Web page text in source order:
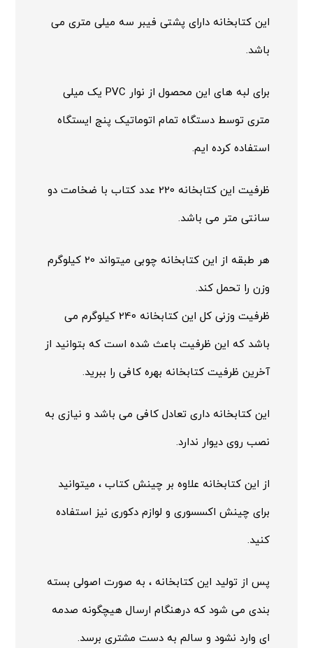
این کتابخانه دارای پشتی فیبر سه میلی متری می
باشد.
برای لبه های این محصول از نوار PVC یک میلی
متری توسط دستگاه تمام اتوماتیک پنج ایستگاه
استفاده کرده ایم.
ظرفیت این کتابخانه 220 عدد کتاب با ضخامت دو
سانتی متر می باشد.
هر طبقه از این کتابخانه چوبی میتواند 20 کیلوگرم
وزن را تحمل کند.
ظرفیت وزنی کل این کتابخانه 240 کیلوگرم می
باشد که این ظرفیت باعث شده است که بتوانید از
آخرین ظرفیت کتابخانه بهره کافی را ببرید.
این کتابخانه داری تعادل کافی می باشد و نیازی به
نصب روی دیوار ندارد.
از این کتابخانه علاوه بر چینش کتاب ، میتوانید
برای چینش اکسسوری و لوازم دکوری نیز استفاده
کنید.
پس از تولید این کتابخانه ، به صورت اصولی بسته
بندی می شود که درهنگام ارسال هیچگونه صدمه
ای وارد نشود و سالم به دست مشتری برسد.